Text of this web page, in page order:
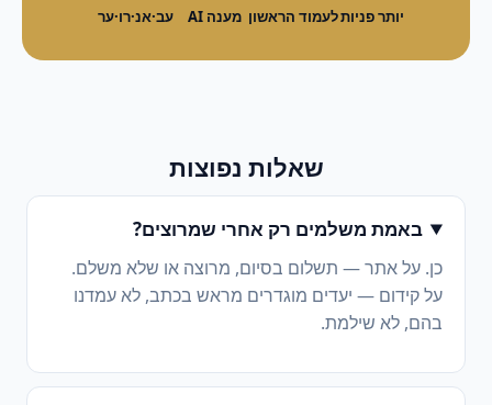
יותר פניותלעמוד הראשון מענה AI עב·אנ·רו·ער
שאלות נפוצות
באמת משלמים רק אחרי שמרוצים?
כן. על אתר — תשלום בסיום, מרוצה או שלא משלם.
על קידום — יעדים מוגדרים מראש בכתב, לא עמדנו
בהם, לא שילמת.